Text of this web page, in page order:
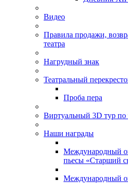
Видео
Правила продажи,
театра
Нагрудный знак
Театральный
Проба пера
Виртуальный 3D тур по
Наши награды
Международный
пьесы «Старший
Международный